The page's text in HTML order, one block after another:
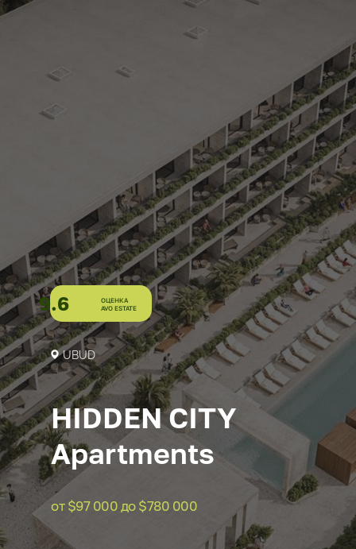
HIDDEN CITY
Apartments
ОЦЕНКА
AVO ESTATE
UBUD
от $97 000 до $780 000
9.6